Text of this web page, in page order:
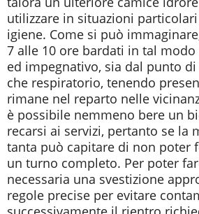
utilizzare in situazioni
igiene. Come si può
7 alle 10 ore bardati in tal
ed impegnativo, sia dal punto
che respiratorio, tenendo
rimane nel reparto nelle
è possibile nemmeno bere un
recarsi ai servizi, pertanto se la
tanta può capitare di non poter
un turno completo. Per poter
necessaria una svestizione
regole precise per evitare